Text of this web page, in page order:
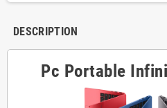
DESCRIPTION
Pc Portable